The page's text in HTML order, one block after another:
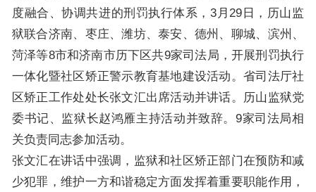
度融合、协调共进的刑罚执行体系，3月29日，历山监
狱联合济南、枣庄、潍坊、泰安、德州、聊城、滨州、
菏泽等8市和济南市历下区共9家司法局，开展刑罚执行
一体化暨社区矫正警示教育基地建设活动。省司法厅社
区矫正工作处处长张文汇出席活动并讲话。历山监狱党
委书记、监狱长赵鸿雁主持活动并致辞。9家司法局相
关负责同志参加活动。
张文汇在讲话中强调，监狱和社区矫正部门在预防和减
少犯罪，维护一方和谐稳定方面发挥着重要职能作用，